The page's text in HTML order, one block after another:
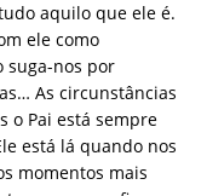
aquilo que ele é.
ele como
suga-nos por
As circunstâncias
o Pai está sempre
está lá quando nos
momentos mais